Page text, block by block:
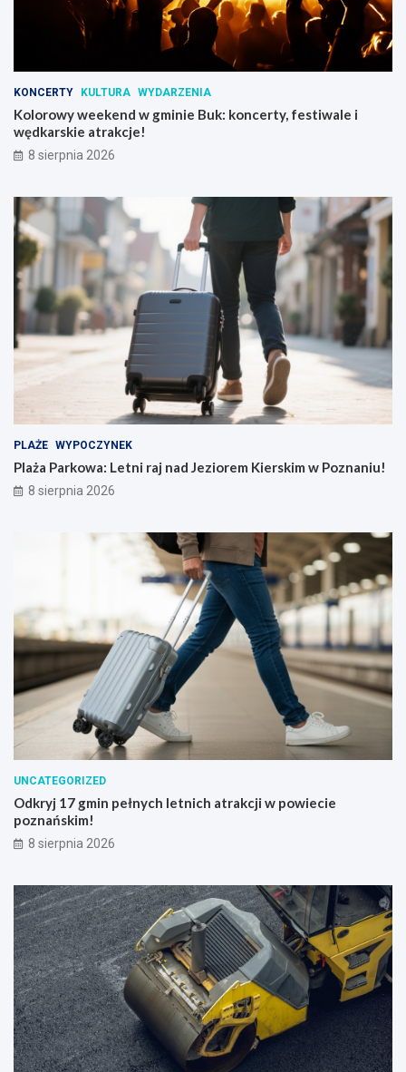
d
z
i
e
KONCERTY KULTURA WYDARZENIA
Kolorowy weekend w gminie Buk: koncerty, festiwale i
wędkarskie atrakcje!
8 sierpnia 2026
PLAŻE WYPOCZYNEK
Plaża Parkowa: Letni raj nad Jeziorem Kierskim w Poznaniu!
8 sierpnia 2026
UNCATEGORIZED
Odkryj 17 gmin pełnych letnich atrakcji w powiecie
poznańskim!
8 sierpnia 2026